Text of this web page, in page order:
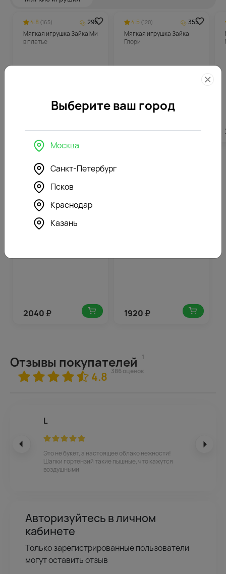
4.8 (165)
296
Мягкая игрушка Зайка Ми
в платье
5912₽
4.5 (120)
355
Мягкая игрушка Зайка
Глори
7082₽
Похожие товары
4.9(198)
102
моря
2040 ₽ 1920 ₽
Отзывы покупателей 1
4.8 386 оценок
L
Это не букет, а настоящее облако нежности!
Шапки гортензий такие пышные, что кажутся
воздушными
Авторизуйтесь в личном
кабинете
Только зарегистрированные пользователи
могут оставить отзыв
Выберите ваш город
Москва
Санкт-Петербург
Псков
Краснодар
Казань